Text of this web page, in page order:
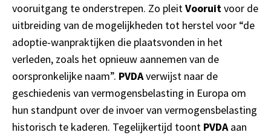
vooruitgang te onderstrepen. Zo pleitVooruitvoor de
uitbreiding van de mogelijkheden tot herstel voor “de
adoptie-wanpraktijken die plaatsvonden in het
verleden, zoals het opnieuw aannemen van de
oorspronkelijke naam”. PVDAverwijst naar de
geschiedenis van vermogensbelasting in Europa om
hun standpunt over de invoer van vermogensbelasting
historisch te kaderen. Tegelijkertijd toont PVDAaan